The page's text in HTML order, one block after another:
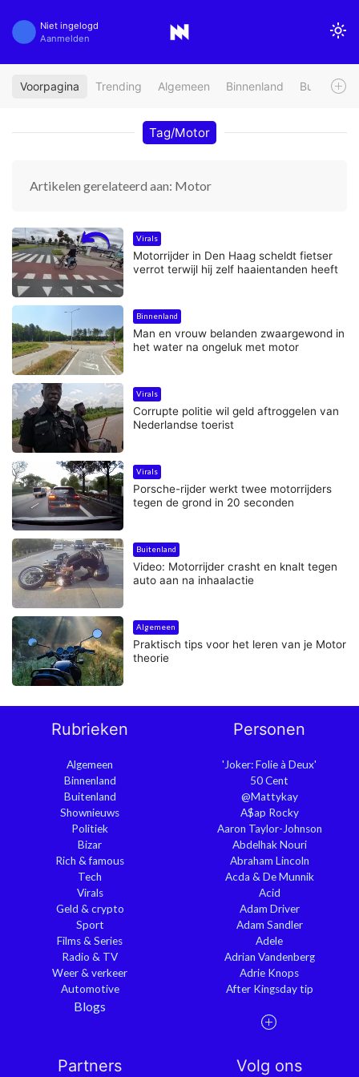
Niet ingelogd
Aanmelden
Voorpagina Trending Algemeen Binnenland Buitenland
Tag/Motor
Artikelen gerelateerd aan: Motor
Virals
Motorrijder in Den Haag scheldt fietser
verrot terwijl hij zelf haaientanden heeft
Binnenland
Man en vrouw belanden zwaargewond in
het water na ongeluk met motor
Virals
Corrupte politie wil geld aftroggelen van
Nederlandse toerist
Virals
Porsche-rijder werkt twee motorrijders
tegen de grond in 20 seconden
Buitenland
Video: Motorrijder crasht en knalt tegen
auto aan na inhaalactie
Algemeen
Praktisch tips voor het leren van je Motor
theorie
Rubrieken
Algemeen
Binnenland
Buitenland
Shownieuws
Politiek
Bizar
Rich & famous
Tech
Virals
Geld & crypto
Sport
Films & Series
Radio & TV
Weer & verkeer
Automotive
Blogs
Personen
'Joker: Folie à Deux'
50 Cent
@Mattykay
A$ap Rocky
Aaron Taylor-Johnson
Abdelhak Nouri
Abraham Lincoln
Acda & De Munnik
Acid
Adam Driver
Adam Sandler
Adele
Adrian Vandenberg
Adrie Knops
After Kingsday tip
Partners Volg ons